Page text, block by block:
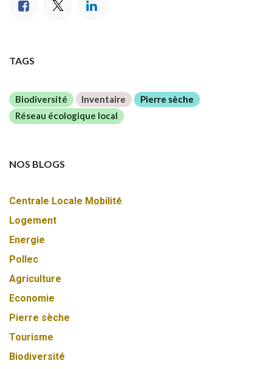
TAGS
Biodiversité Inventaire
Pierre sèche
Réseau écologique local
NOS BLOGS
Centrale Locale Mobilité
Logement
Energie
Pollec
Agriculture
Economie
Pierre sèche
Tourisme
Biodiversité